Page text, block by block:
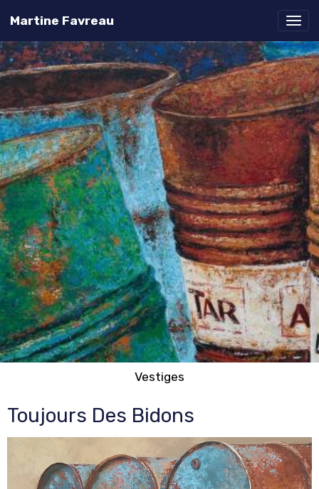
Martine Favreau
Vestiges
Toujours Des Bidons